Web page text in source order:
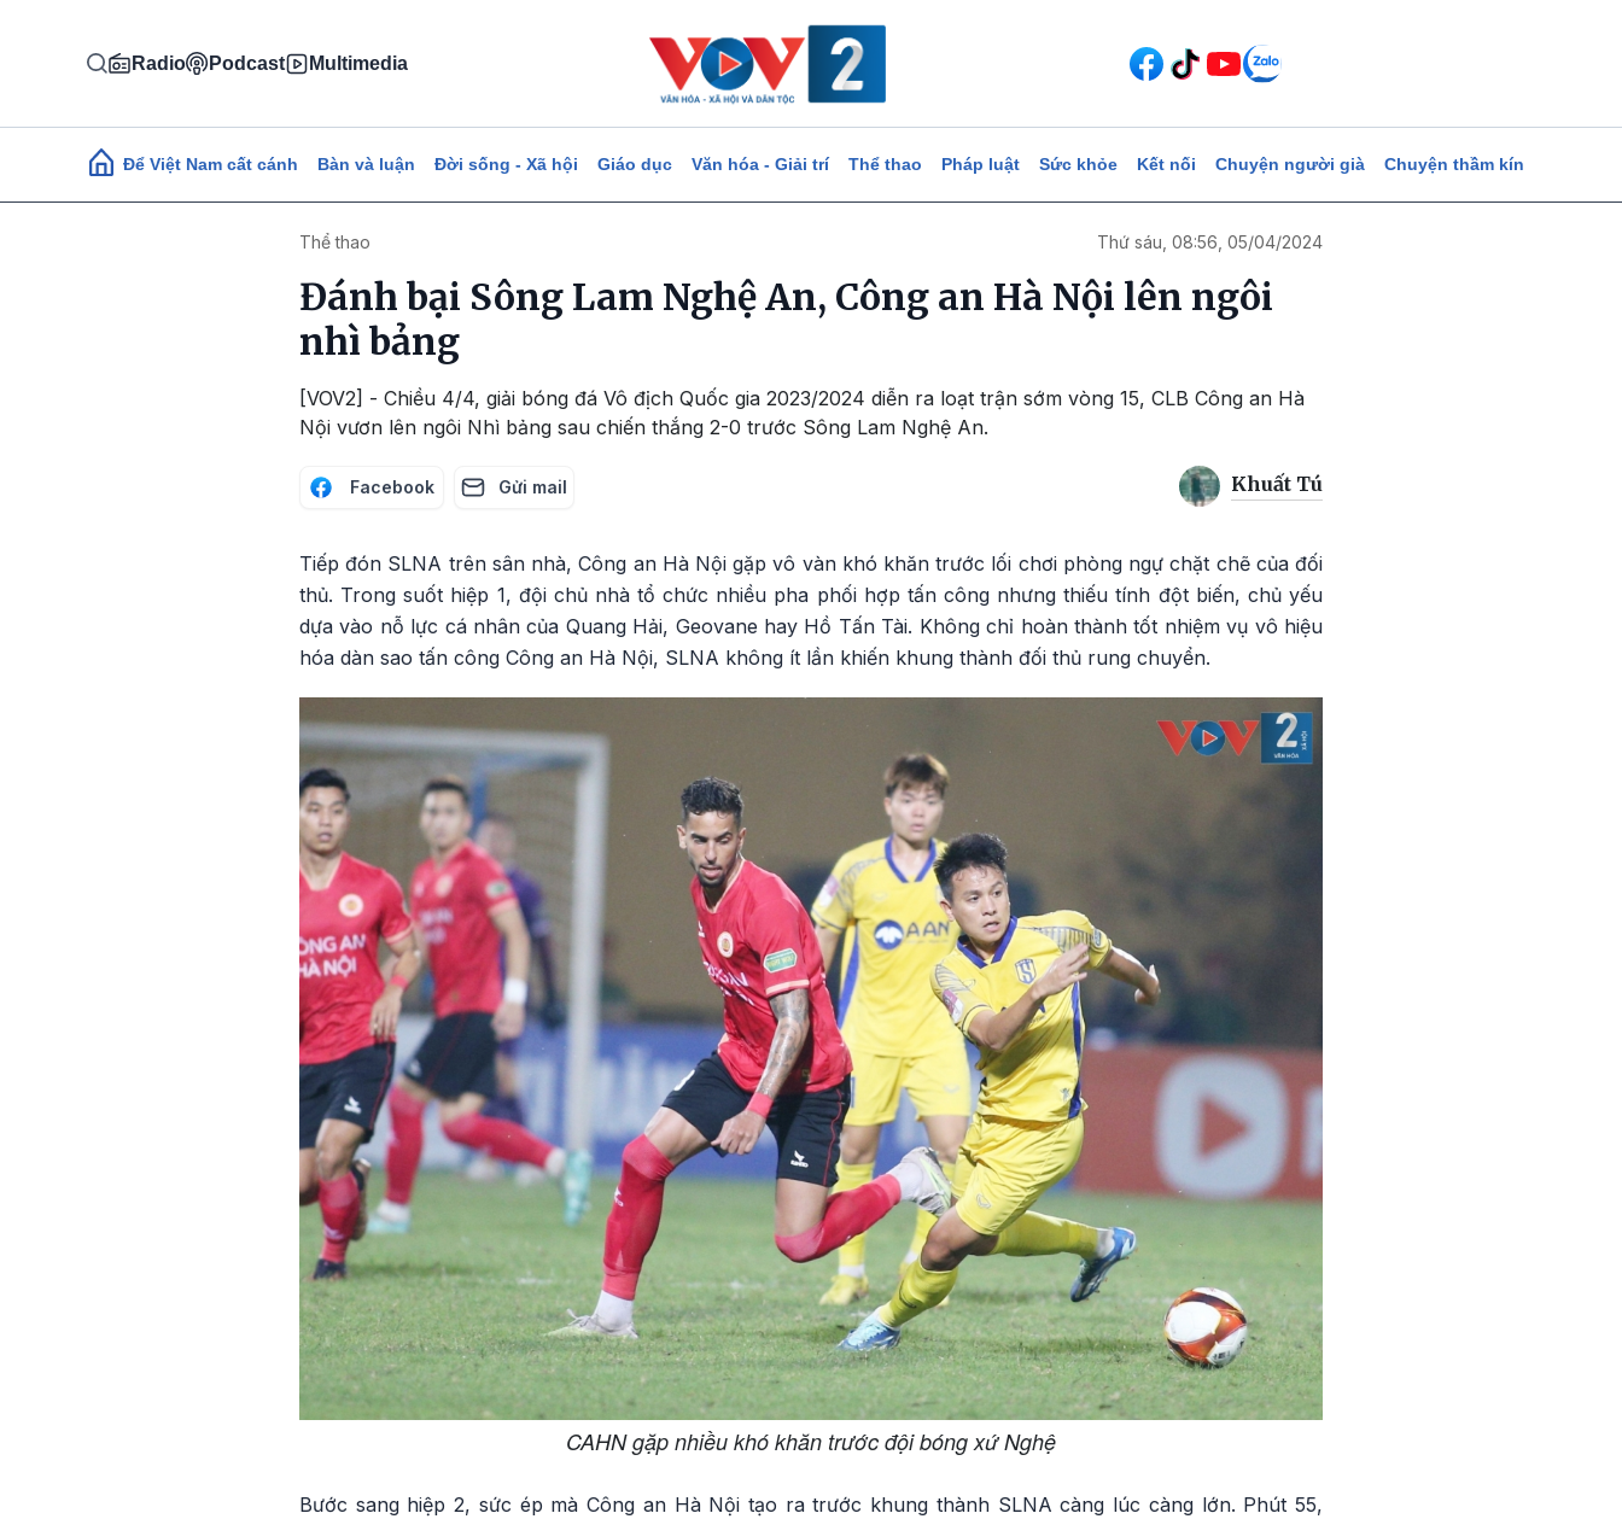
Radio Podcast Multimedia
Main navigation
Để Việt Nam cất cánh Bàn và luận Đời sống - Xã hội Giáo dục Văn hóa - Giải trí Thể thao Pháp luật Sức khỏe Kết nối Chuyện người già Chuyện thầm kín
Thể thao Thứ sáu, 08:56, 05/04/2024
Đánh bại Sông Lam Nghệ An, Công an Hà Nội lên ngôi
nhì bảng
[VOV2] - Chiều 4/4, giải bóng đá Vô địch Quốc gia 2023/2024 diễn ra loạt trận sớm vòng 15, CLB Công an Hà
Nội vươn lên ngôi Nhì bảng sau chiến thắng 2-0 trước Sông Lam Nghệ An.
Facebook Gửi mail Khuất Tú
Tiếp đón SLNA trên sân nhà, Công an Hà Nội gặp vô vàn khó khăn trước lối chơi phòng ngự chặt chẽ của đối
thủ. Trong suốt hiệp 1, đội chủ nhà tổ chức nhiều pha phối hợp tấn công nhưng thiếu tính đột biến, chủ yếu
dựa vào nỗ lực cá nhân của Quang Hải, Geovane hay Hồ Tấn Tài. Không chỉ hoàn thành tốt nhiệm vụ vô hiệu
hóa dàn sao tấn công Công an Hà Nội, SLNA không ít lần khiến khung thành đối thủ rung chuyển.
CAHN gặp nhiều khó khăn trước đội bóng xứ Nghệ
Bước sang hiệp 2, sức ép mà Công an Hà Nội tạo ra trước khung thành SLNA càng lúc càng lớn. Phút 55,